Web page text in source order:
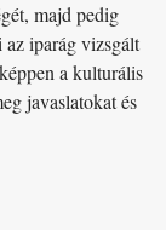
majd pedig
iparág vizsgált
a kulturális
javaslatokat és